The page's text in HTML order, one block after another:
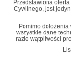
Przedstawiona
Cywilnego, jest
Pomimo
wszystkie dane
razie wątpliwości